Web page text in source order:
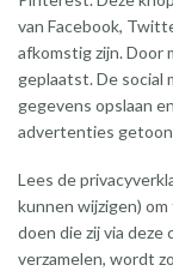
van Facebook,
afkomstig zijn. Door
geplaatst. De social
gegevens opslaan
advertenties
Lees de
kunnen wijzigen)
doen die zij via
verzamelen, wordt